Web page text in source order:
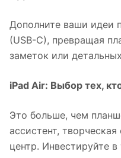
Дополните ваши идеи
(USB-C), превращая
заметок или
iPad Air: Выбор тех,
Это больше, чем
ассистент,
центр. Инвестируйте